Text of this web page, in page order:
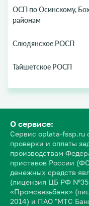
ОСП по Осинскому,
районам
Слюдянское РОСП
Тайшетское РОСП
О сервисе:
Сервис oplata-fssp.ru
проверки и оплаты
производствам
приставов России
денежных средств
(лицензия ЦБ РФ
«Промсвязьбанк»
2014) и ПАО "МТС